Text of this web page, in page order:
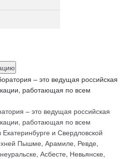
– это ведущая российская
работающая по всем
и Свердловской
Пышме, Арамиле, Ревде,
Асбесте, Невьянске,